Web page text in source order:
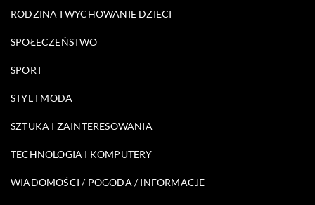
RODZINA I WYCHOWANIE DZIECI
SPOŁECZEŃSTWO
SPORT
STYL I MODA
SZTUKA I ZAINTERESOWANIA
TECHNOLOGIA I KOMPUTERY
WIADOMOŚCI / POGODA / INFORMACJE